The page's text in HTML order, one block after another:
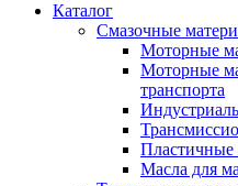
Каталог
Смазочные
Моторные
Моторные
транспорта
Пластичные
Масла для